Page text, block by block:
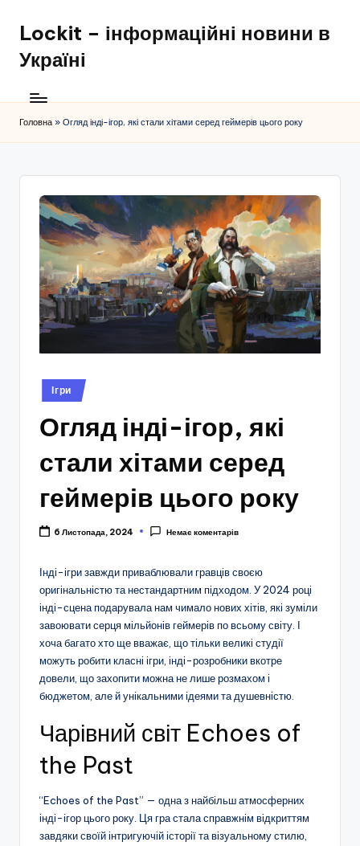
Перейти
вмісту
Lockit – інформаційні новини в
Україні
Головна » Огляд інді-ігор, які стали хітами серед геймерів цього року
Опубліковано
у
Ігри
Огляд інді-ігор, які
стали хітами серед
геймерів цього року
6 Листопада, 2024 Немає коментарів
Інді-ігри завжди приваблювали гравців своєю
оригінальністю та нестандартним підходом. У 2024 році
інді-сцена подарувала нам чимало нових хітів, які зуміли
завоювати серця мільйонів геймерів по всьому світу. І
хоча багато хто ще вважає, що тільки великі студії
можуть робити класні ігри, інді-розробники вкотре
довели, що захопити можна не лише розмахом і
бюджетом, але й унікальними ідеями та душевністю.
Чарівний світ Echoes of
the Past
“Echoes of the Past” — одна з найбільш атмосферних
інді-ігор цього року. Ця гра стала справжнім відкриттям
завдяки своїй інтригуючій історії та візуальному стилю,